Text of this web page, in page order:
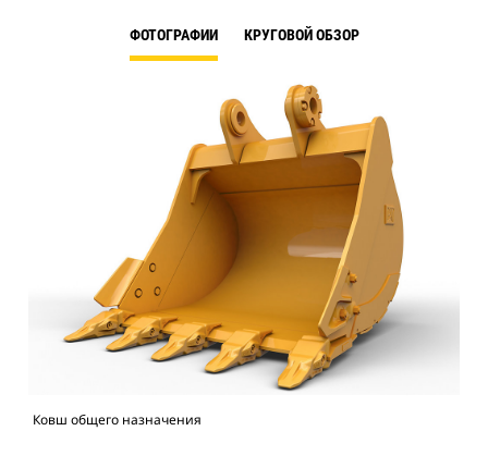
ФОТОГРАФИИ КРУГОВОЙ ОБЗОР
Ковш общего назначения